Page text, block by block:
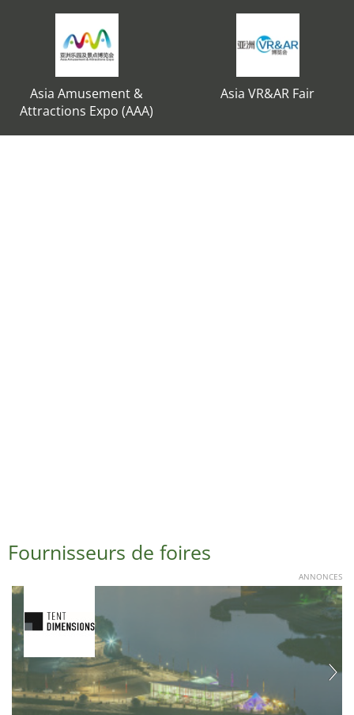
Asia Amusement &
Attractions Expo (AAA)
Asia VR&AR Fair
Fournisseurs de foires
ANNONCES